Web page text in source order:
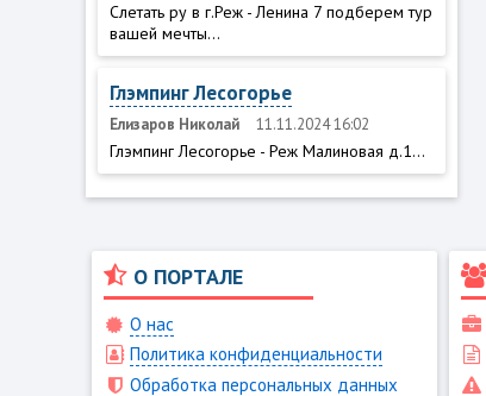
Слетать ру в г.Реж - Ленина 7 подберем тур
вашей мечты...
Глэмпинг Лесогорье
Елизаров Николай 11.11.2024 16:02
Глэмпинг Лесогорье - Реж Малиновая д.1...
О ПОРТАЛЕ
О нас
Политика конфиденциальности
Обработка персональных данных